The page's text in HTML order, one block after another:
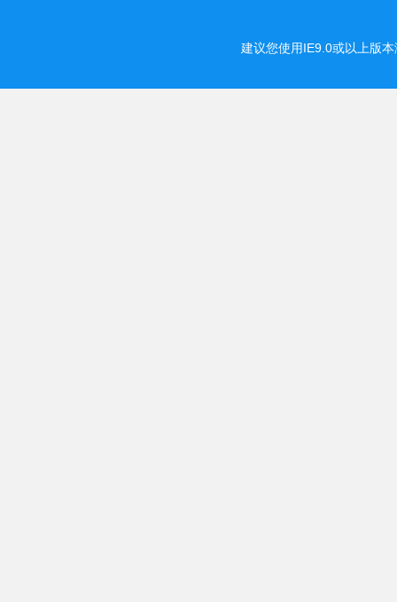
建议您使用IE9.0或以上版